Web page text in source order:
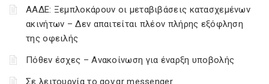
ΑΑΔΕ: Ξεμπλοκάρουν οι μεταβιβάσεις κατασχεμένων
ακινήτων – Δεν απαιτείται πλέον πλήρης εξόφληση
της οφειλής
Πόθεν έσχες – Ανακοίνωση για έναρξη υποβολής
Σε λειτουργία το gov.gr messenger